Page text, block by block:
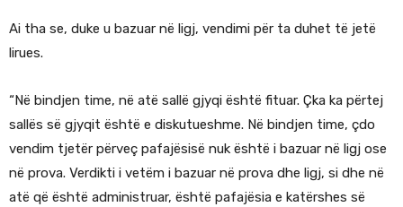
Ai tha se, duke u bazuar në ligj, vendimi për ta duhet të jetë
lirues.
“Në bindjen time, në atë sallë gjyqi është fituar. Çka ka përtej
sallës së gjyqit është e diskutueshme. Në bindjen time, çdo
vendim tjetër përveç pafajësisë nuk është i bazuar në ligj ose
në prova. Verdikti i vetëm i bazuar në prova dhe ligj, si dhe në
atë që është administruar, është pafajësia e katërshes së